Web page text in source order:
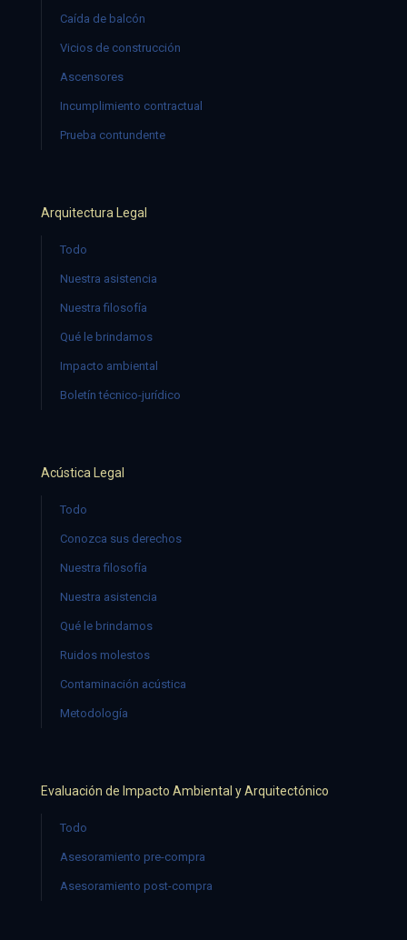
Caída de balcón
Vicios de construcción
Ascensores
Incumplimiento contractual
Prueba contundente
Arquitectura Legal
Todo
Nuestra asistencia
Nuestra filosofía
Qué le brindamos
Impacto ambiental
Boletín técnico-jurídico
Acústica Legal
Todo
Conozca sus derechos
Nuestra filosofía
Nuestra asistencia
Qué le brindamos
Ruidos molestos
Contaminación acústica
Metodología
Evaluación de Impacto Ambiental y Arquitectónico
Todo
Asesoramiento pre-compra
Asesoramiento post-compra